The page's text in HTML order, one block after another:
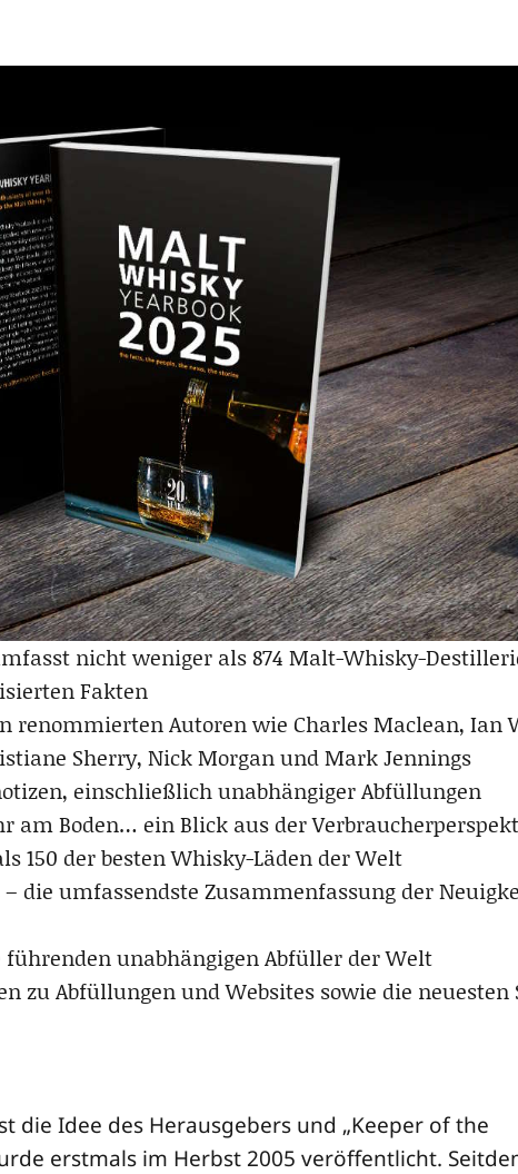
nicht weni­ger als 874 Malt-Whis­ky-
Fakten
renom­mier­ten Autoren wie Charles Maclean, Ian
Sher­ry, Nick Mor­gan und Mark Jennings
ein­schließ­lich unab­hän­gi­ger Abfüllungen
am Boden… ein Blick aus der
150 der bes­ten Whis­ky-Läden der Welt
die umfas­sends­te Zusam­men­fas­sung der
füh­ren­den unab­hän­gi­gen Abfül­ler der Welt
zu Abfül­lun­gen und Web­sites sowie die
die Idee des Her­aus­ge­bers und „Kee­per of the
erst­mals im Herbst 2005 ver­öf­fent­licht.